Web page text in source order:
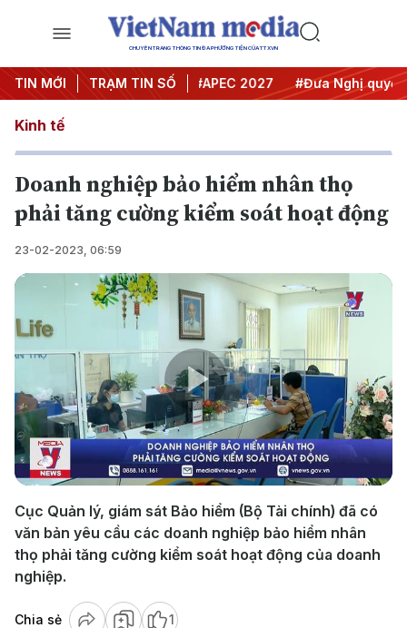
CHUYÊN TRANG THÔNG TIN ĐA PHƯƠNG TIỆN CỦA TTXVN
TIN MỚI TRẠM TIN SỐ
#Hội nghị Trung ương 3 #APEC 2027 #Đưa Nghị quyết
Kinh tế
Doanh nghiệp bảo hiểm nhân thọ
phải tăng cường kiểm soát hoạt động
23-02-2023, 06:59
Play
Video
Cục Quản lý, giám sát Bảo hiểm (Bộ Tài chính) đã có
văn bản yêu cầu các doanh nghiệp bảo hiểm nhân
thọ phải tăng cường kiểm soát hoạt động của doanh
nghiệp.
Chia sẻ 1